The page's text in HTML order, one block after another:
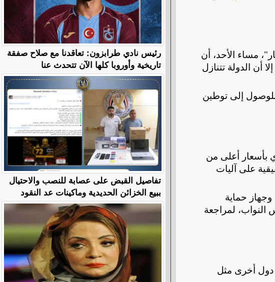
مساء الأحد، أن
تصل إلى 38%، بما يعادل نحو 38 مليار جنيه، إلا أن الدولة تتنازل
إلى توطين
بأسعار أعلى من
على آليات
وجهاز حماية
النواب، لمراجعة
دول أخرى مثل
رئيس نادي طرابزون: تعاقدنا مع صلاح صفقة
تاريخية وأوروبا كلها الآن تتحدث عنا
تفاصيل القبض على عصابة للنصب والاحتيال
ببيع الخزائن الحديدية وماكينات عد النقود